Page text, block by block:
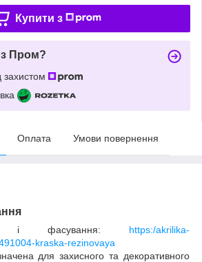
Купити з
з Пром?
захистом
Оплата Умови повернення
і фасування: https:/akrilika-
kraska-rezinovaya
для захисного та декоративного